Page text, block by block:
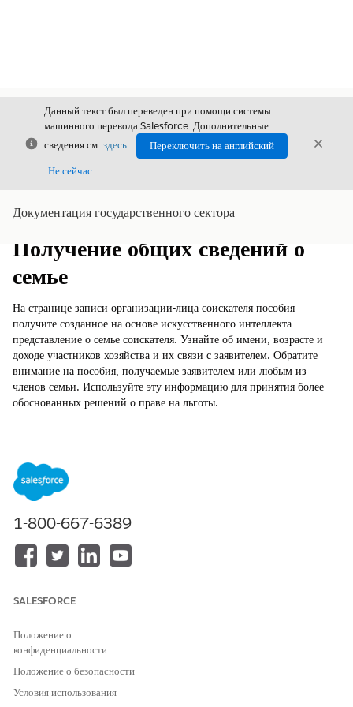
Закрыть
Данный текст был переведен при помощи системы
машинного перевода Salesforce. Дополнительные
сведения см. здесь.
Переключить на английский
Не сейчас
Документация государственного сектора
Показать содержание
Содержание
Получение общих сведений о
семье
На странице записи организации-лица соискателя пособия
получите созданное на основе искусственного интеллекта
представление о семье соискателя. Узнайте об имени, возрасте и
доходе участников хозяйства и их связи с заявителем. Обратите
внимание на пособия, получаемые заявителем или любым из
членов семьи. Используйте эту информацию для принятия более
обоснованных решений о праве на льготы.
Просмотр поддерживаемых версий продуктов
Для создания общих сведений
о хозяйстве:
1-800-667-6389
SALESFORCE
Положение о
конфиденциальности
Положение о безопасности
Условия использования